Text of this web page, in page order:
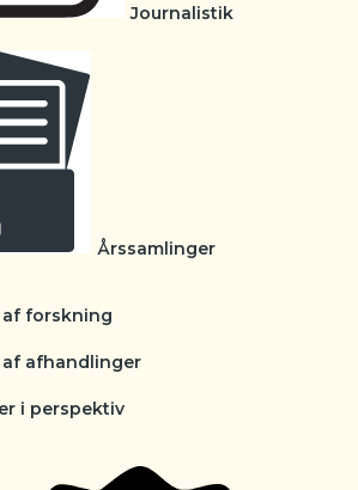
Journalistik
Årssamlinger
af forskning
af afhandlinger
i perspektiv